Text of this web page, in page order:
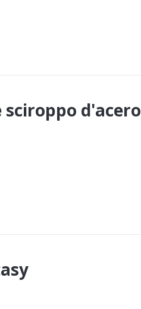
d'acero